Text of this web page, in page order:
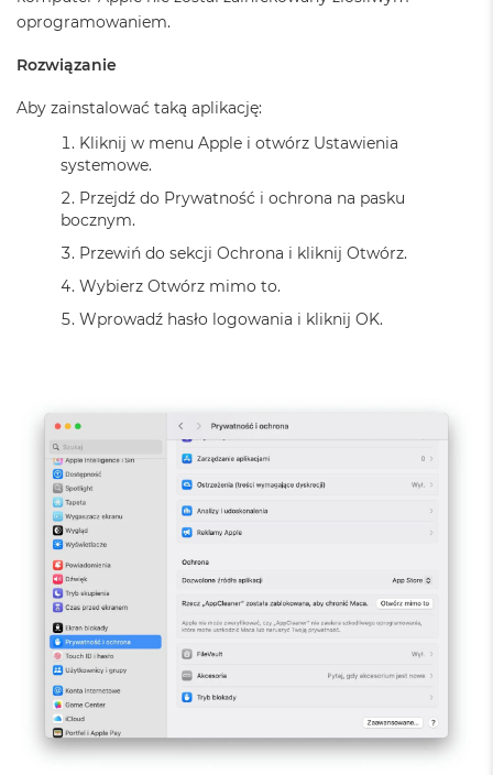
d
ł
g
a
i
ę
i
R
A
M
a
i
r
G
B
R
A
M
M
a
c
B
o
o
oprogramowaniem.
Rozwiązanie
Aby zainstalować taką aplikację:
Kliknij w menu Apple i otwórz Ustawienia
systemowe.
Przejdź do Prywatność i ochrona na pasku
bocznym.
Przewiń do sekcji Ochrona i kliknij Otwórz.
Wybierz Otwórz mimo to.
Wprowadź hasło logowania i kliknij OK.